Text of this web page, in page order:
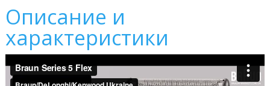
Описание и
характеристики